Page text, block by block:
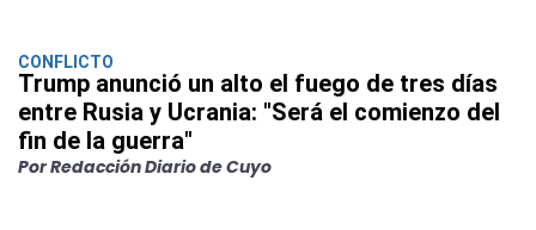
CONFLICTO
Trump anunció un alto el fuego de tres días
entre Rusia y Ucrania: "Será el comienzo del
fin de la guerra"
Por Redacción Diario de Cuyo